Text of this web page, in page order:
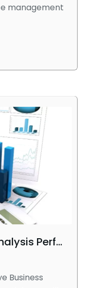
management
How is Root Cause Analysis Performed?
Business